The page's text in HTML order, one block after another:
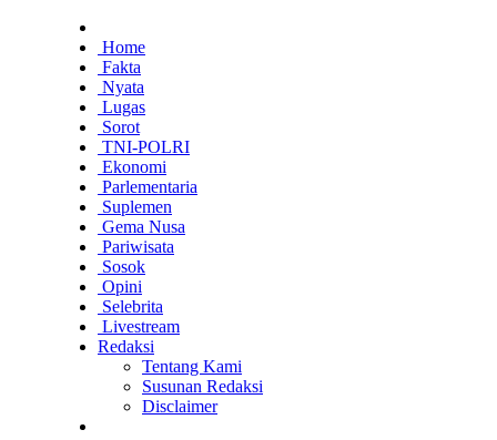
Home
Fakta
Nyata
Lugas
Sorot
TNI-POLRI
Ekonomi
Parlementaria
Suplemen
Gema Nusa
Pariwisata
Sosok
Opini
Selebrita
Livestream
Redaksi
Tentang Kami
Susunan Redaksi
Disclaimer